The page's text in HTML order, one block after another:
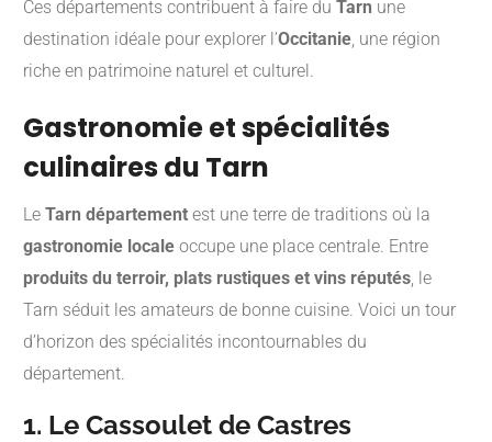
Ces départements contribuent à faire du Tarn une
destination idéale pour explorer l’Occitanie , une région
riche en patrimoine naturel et culturel.
Gastronomie et spécialités
culinaires du Tarn
Le Tarn département est une terre de traditions où la
gastronomie locale occupe une place centrale. Entre
produits du terroir, plats rustiques et vins réputés , le
Tarn séduit les amateurs de bonne cuisine. Voici un tour
d’horizon des spécialités incontournables du
département.
1. Le Cassoulet de Castres